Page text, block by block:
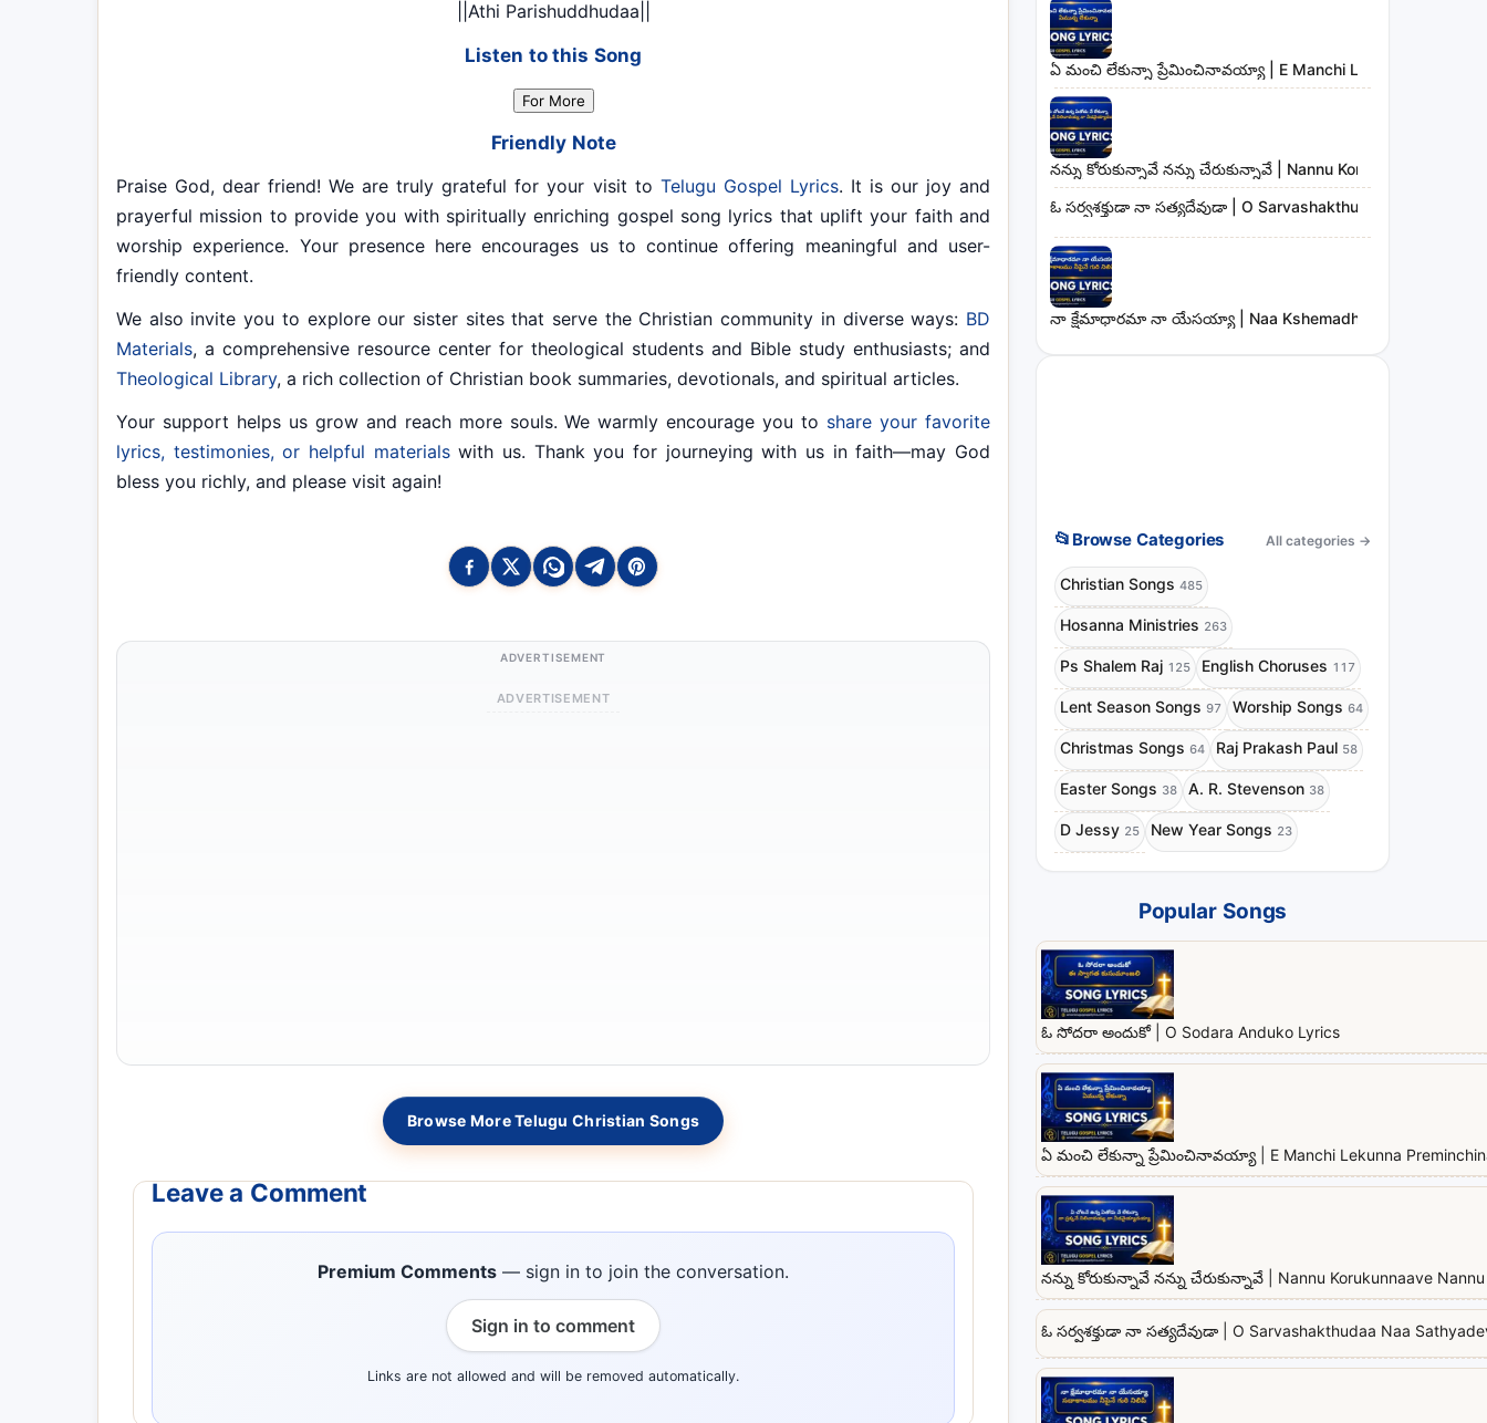
||Athi Parishuddhudaa||
Listen to this Song
For More
Friendly Note
Praise God, dear friend! We are truly grateful for your visit to Telugu Gospel Lyrics. It is our joy and
prayerful mission to provide you with spiritually enriching gospel song lyrics that uplift your faith and
worship experience. Your presence here encourages us to continue offering meaningful and user-
friendly content.
We also invite you to explore our sister sites that serve the Christian community in diverse ways: BD
Materials, a comprehensive resource center for theological students and Bible study enthusiasts; and
Theological Library, a rich collection of Christian book summaries, devotionals, and spiritual articles.
Your support helps us grow and reach more souls. We warmly encourage you to share your favorite
lyrics, testimonies, or helpful materialswith us. Thank you for journeying with us in faith—may God
bless you richly, and please visit again!
ADVERTISEMENT
ADVERTISEMENT
Browse More Telugu Christian Songs
Leave a Comment
Premium Comments — sign in to join the conversation.
Sign in to comment
Links are not allowed and will be removed automatically.
ఏ మంచి లేకున్నా ప్రేమించినావయ్యా | E Manchi Lekunna
నన్ను కోరుకున్నావే నన్ను చేరుకున్నావే | Nannu Korukunnaave
ఓ సర్వశక్తుడా నా సత్యదేవుడా | O Sarvashakthudaa Naa
నా క్షేమాధారమా నా యేసయ్యా | Naa Kshemadharama Naa
📂 Browse Categories All categories →
Christian Songs 485
Hosanna Ministries 263
Ps Shalem Raj 125 English Choruses 117
Lent Season Songs 97 Worship Songs 64
Christmas Songs 64 Raj Prakash Paul 58
Easter Songs 38 A. R. Stevenson 38
D Jessy 25 New Year Songs 23
Popular Songs
ఓ సోదరా అందుకో | O Sodara Anduko Lyrics
ఏ మంచి లేకున్నా ప్రేమించినావయ్యా | E Manchi Lekunna
నన్ను కోరుకున్నావే నన్ను చేరుకున్నావే | Nannu Korukunnaave
ఓ సర్వశక్తుడా నా సత్యదేవుడా | O Sarvashakthudaa Naa